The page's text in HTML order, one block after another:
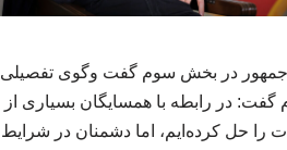
در بخش سوم گفت وگوی تفصیلی
گفت: در رابطه با همسایگان بسیاری از
را حل کرده‌ایم، اما دشمنان در شرایط